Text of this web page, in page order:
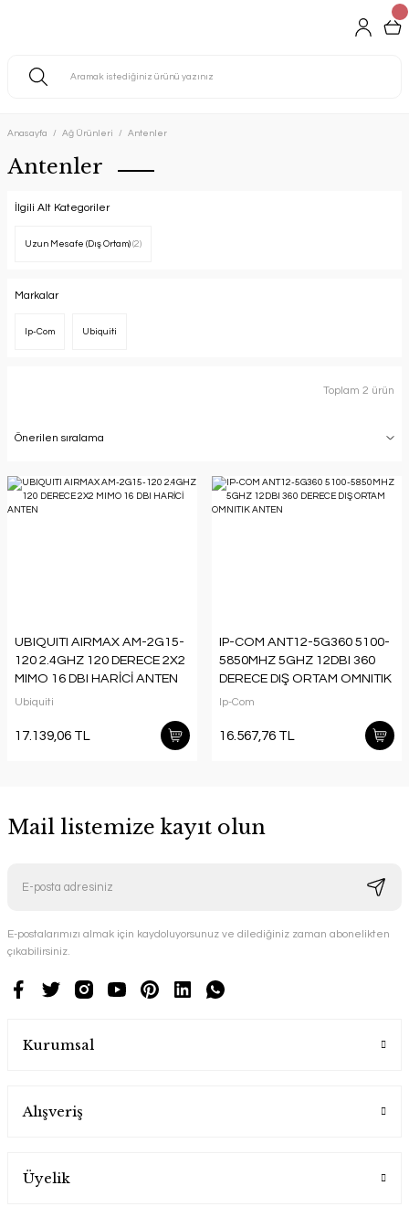
Anasayfa Ağ Ürünleri Antenler
Antenler
İlgili Alt Kategoriler
Uzun Mesafe (Dış Ortam) (2)
Markalar
Ip-Com Ubiquiti
Toplam 2 ürün
UBIQUITI AIRMAX AM-2G15-
120 2.4GHZ 120 DERECE 2X2
MIMO 16 DBI HARİCİ ANTEN
Ubiquiti
17.139,06 TL
IP-COM ANT12-5G360 5100-
5850MHZ 5GHZ 12DBI 360
DERECE DIŞ ORTAM OMNITIK
ANTEN
Ip-Com
16.567,76 TL
Mail listemize kayıt olun
E-postalarımızı almak için kaydoluyorsunuz ve dilediğiniz zaman abonelikten
çıkabilirsiniz.
Kurumsal
Alışveriş
Üyelik